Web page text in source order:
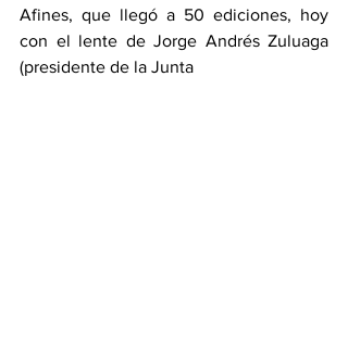
Afines, que llegó a 50 ediciones, hoy
con el lente de Jorge Andrés Zuluaga
(presidente de la Junta